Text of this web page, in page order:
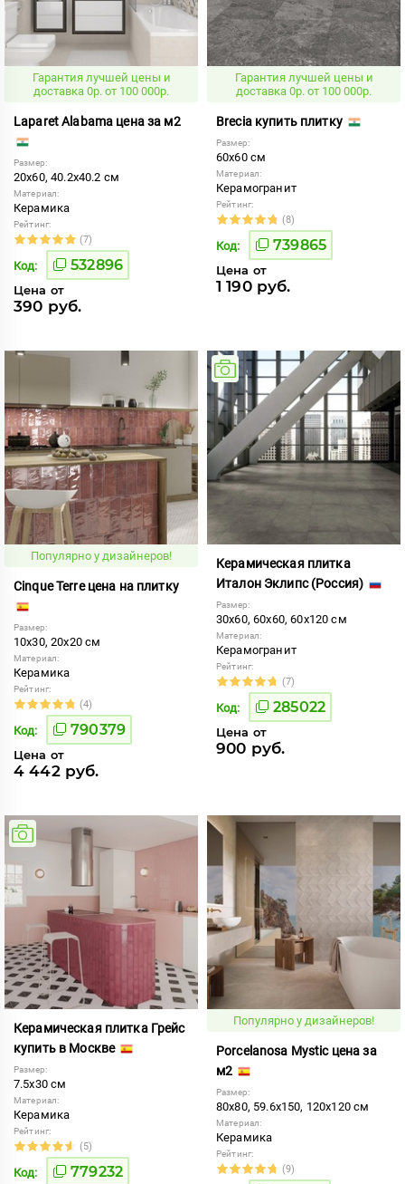
Гарантия лучшей цены и
доставка 0р. от 100 000р.
Laparet Alabama цена за м2
Размер:
20x60, 40.2x40.2 см
Материал:
Керамика
Рейтинг:
(7)
Код: 532896
Цена от
390 руб.
Гарантия лучшей цены и
доставка 0р. от 100 000р.
Brecia купить плитку
Размер:
60x60 см
Материал:
Керамогранит
Рейтинг:
(8)
Код: 739865
Цена от
1 190 руб.
Популярно у дизайнеров!
Cinque Terre цена на плитку
Размер:
10x30, 20x20 см
Материал:
Керамика
Рейтинг:
(4)
Код: 790379
Цена от
4 442 руб.
Керамическая плитка
Италон Эклипс (Россия)
Размер:
30x60, 60x60, 60x120 см
Материал:
Керамогранит
Рейтинг:
(7)
Код: 285022
Цена от
900 руб.
Керамическая плитка Грейс
купить в Москве
Размер:
7.5x30 см
Материал:
Керамика
Рейтинг:
(5)
Код: 779232
Популярно у дизайнеров!
Porcelanosa Mystic цена за
м2
Размер:
80x80, 59.6x150, 120x120 см
Материал:
Керамика
Рейтинг:
(9)